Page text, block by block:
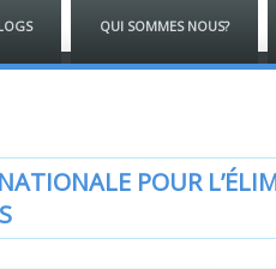
QUI SOMMES NOUS?
POUR